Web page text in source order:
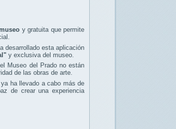
y gratuita que permite
desarrollado esta aplicación
y exclusiva del museo.
Museo del Prado no están
de las obras de arte.
ha llevado a cabo más de
de crear una experiencia